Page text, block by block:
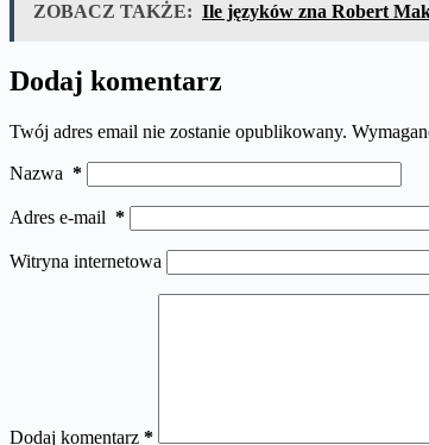
ZOBACZ TAKŻE: Ile języków zna Robert
Dodaj komentarz
Twój adres email nie zostanie opublikowany.
Nazwa *
Adres e-mail *
Witryna internetowa
Dodaj komentarz *